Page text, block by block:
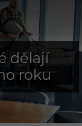
dělají
roku